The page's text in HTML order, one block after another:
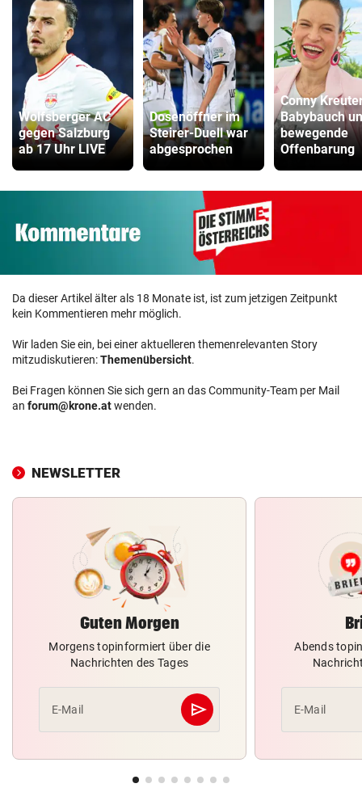
Wolfsberger AC
gegen Salzburg
ab 17 Uhr LIVE
Dosenöffner im
Steirer-Duell war
abgesprochen
Conny
Babybauch
bewegende
Offenbarung
Da dieser Artikel älter als 18 Monate ist, ist zum jetzigen Zeitpunkt
kein Kommentieren mehr möglich.
Wir laden Sie ein, bei einer aktuelleren themenrelevanten Story
mitzudiskutieren:Themenübersicht.
Bei Fragen können Sie sich gern an das Community-Team per Mail
an forum@krone.atwenden.
NEWSLETTER
Guten Morgen
Morgens topinformiert über die
Nachrichten des Tages
E-Mail send
Abschicken
Abends
E-Mail